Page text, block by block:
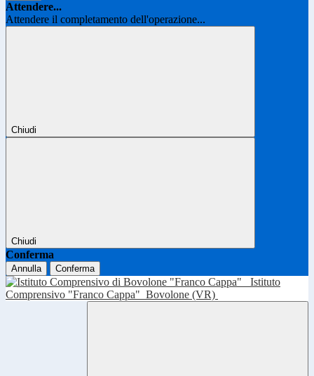
Attendere...
Attendere il completamento dell'operazione...
Chiudi
Chiudi
Conferma
Annulla Conferma
Istituto
Comprensivo "Franco Cappa" Bovolone (VR)